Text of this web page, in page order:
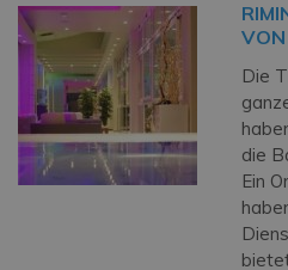
VON
Die
die
Ein